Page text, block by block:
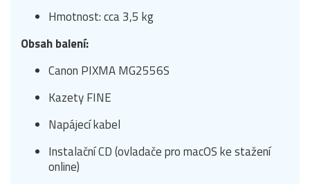
Hmotnost: cca 3,5 kg
Obsah balení:
Canon PIXMA MG2556S
Kazety FINE
Napájecí kabel
Instalační CD (ovladače pro macOS ke stažení
online)